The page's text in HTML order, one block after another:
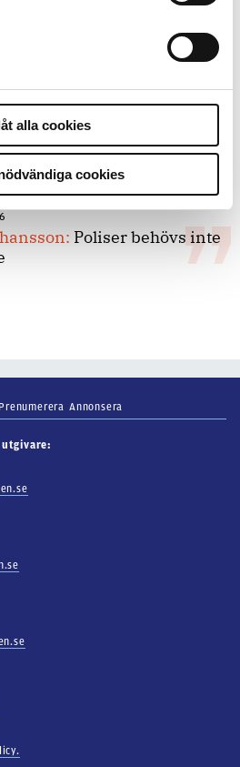
alla cookies
cookies
polisen
Med för höga krav på evidens
inte göra något alls
Poliser behövs inte
Prenumerera Annonsera
utgivare: